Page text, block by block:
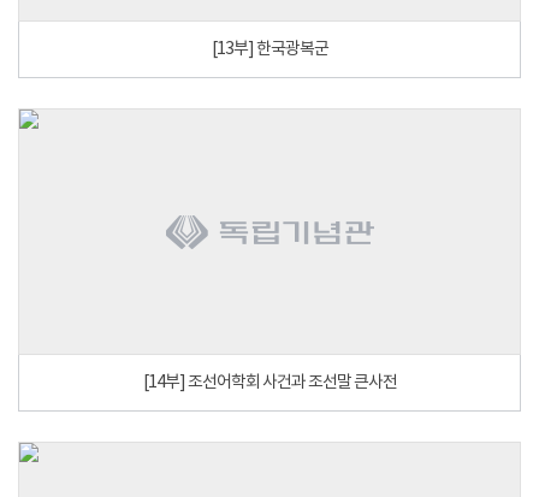
[13부] 한국광복군
[14부] 조선어학회 사건과 조선말 큰사전